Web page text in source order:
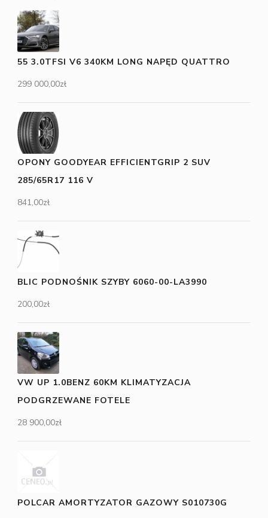
55 3.0TFSI V6 340KM LONG NAPĘD QUATTRO
299 000,00zł
OPONY GOODYEAR EFFICIENTGRIP 2 SUV
285/65R17 116 V
841,00zł
BLIC PODNOŚNIK SZYBY 6060-00-LA3990
200,00zł
VW UP 1.0BENZ 60KM KLIMATYZACJA
PODGRZEWANE FOTELE
28 900,00zł
POLCAR AMORTYZATOR GAZOWY S010730G